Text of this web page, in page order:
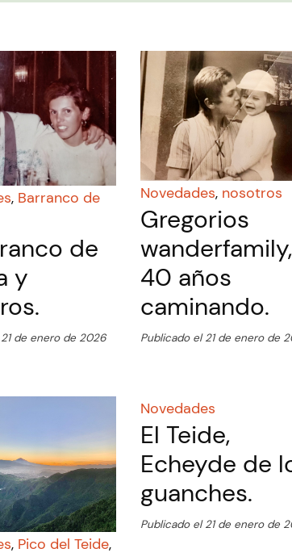
, Barranco de
de
y
de enero de 2026
Novedades, nosotros
Gregorios
wanderfamily,
40 años
caminando.
Publicado el 21 de enero de
, Pico del Teide,
Novedades
El Teide,
Echeyde de
guanches.
Publicado el 21 de enero de